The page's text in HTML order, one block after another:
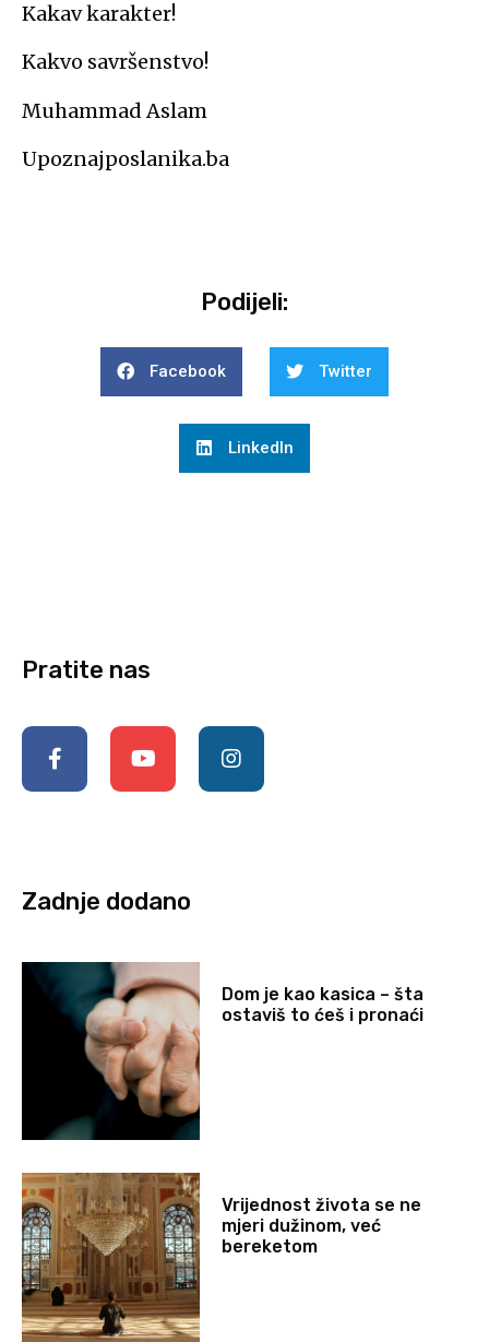
Kakav karakter!
Kakvo savršenstvo!
Muhammad Aslam
Upoznajposlanika.ba
Podijeli:
Facebook Twitter
LinkedIn
Pratite nas
Zadnje dodano
Dom je kao kasica – šta
ostaviš to ćeš i pronaći
Vrijednost života se ne
mjeri dužinom, već
bereketom